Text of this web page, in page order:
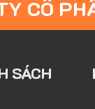
CỔ
SÁCH